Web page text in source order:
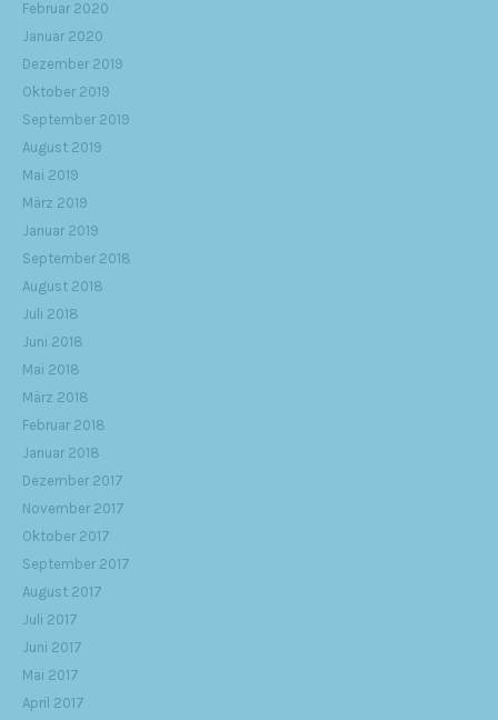
Februar 2020
Januar 2020
Dezember 2019
Oktober 2019
September 2019
August 2019
Mai 2019
März 2019
Januar 2019
September 2018
August 2018
Juli 2018
Juni 2018
Mai 2018
März 2018
Februar 2018
Januar 2018
Dezember 2017
November 2017
Oktober 2017
September 2017
August 2017
Juli 2017
Juni 2017
Mai 2017
April 2017